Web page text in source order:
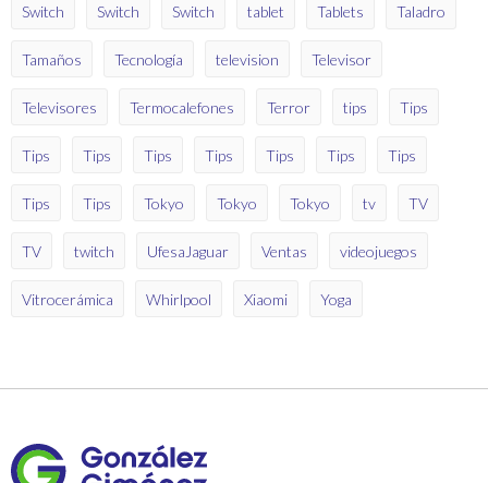
Switch Switch Switch tablet Tablets Taladro
Tamaños Tecnología television Televisor
Televisores Termocalefones Terror tips Tips
Tips Tips Tips Tips Tips Tips Tips
Tips Tips Tokyo Tokyo Tokyo tv TV
TV twitch UfesaJaguar Ventas videojuegos
Vitrocerámica Whirlpool Xiaomi Yoga